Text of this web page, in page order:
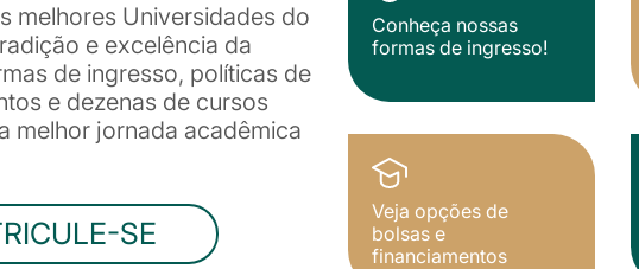
melhores Universidades do
e excelência da
de ingresso, políticas de
e dezenas de cursos
melhor jornada acadêmica
SE
Conheça nossas
formas de ingresso!
Veja opções de
bolsas e
financiamentos